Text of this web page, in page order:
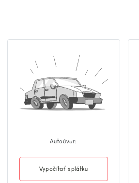
Autoúver:
Vypočítať splátku